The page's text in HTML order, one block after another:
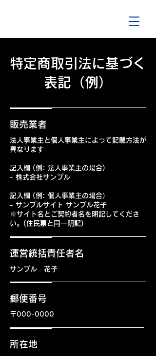
特定商取引法に基づく
表記（例）
販売業者
法人事業主と個人事業主によって記載方法が
異なります
記入欄 (例: 法人事業主の場合)
- 株式会社サンプル
記入欄 (例: 個人事業主の場合）
- サンプルサイト サンプル花子
※サイト名とご契約者名を明記してくださ
い。(住民票と同一明記)
運営統括責任者名
サンプル 花子
郵便番号
〒000-0000
所在地